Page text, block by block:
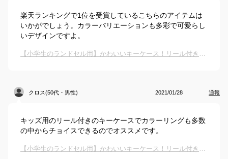
楽天ランキングで1位を受賞しているこちらのアイテムは
いかがでしょう。カラーバリエーションも多彩で可愛らし
いデザインですよ。
【小学生のランドセル用】かわいいキーケース！リール付きでおすすめは？
クロス(50代・男性) 2021/01/28 通報
キッズ用のリール付きのキーケースでカラーリングも多数
の中からチョイスできるのでオススメです。
【小学生のランドセル用】かわいいキーケース！リール付きでおすすめは？